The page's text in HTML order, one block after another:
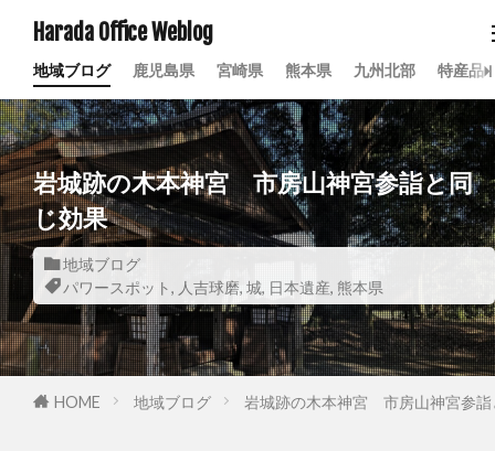
Harada Office Weblog
地域ブログ 鹿児島県 宮崎県 熊本県 九州北部 特産品
岩城跡の木本神宮 市房山神宮参詣と同
じ効果
地域ブログ
パワースポット, 人吉球磨, 城, 日本遺産, 熊本県
HOME 地域ブログ 岩城跡の木本神宮 市房山神宮参詣